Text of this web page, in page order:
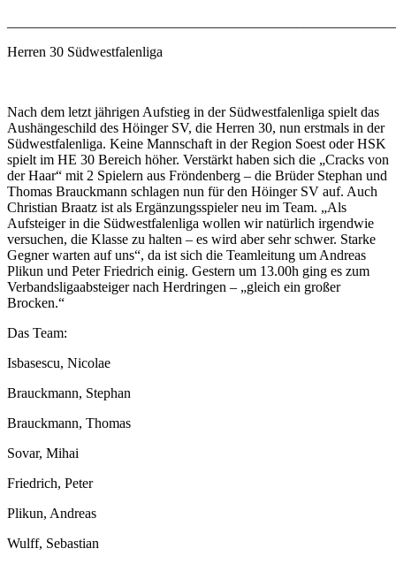
Herren 30 Südwestfalenliga
Nach dem letzt jährigen Aufstieg in der Südwestfalenliga spielt das
Aushängeschild des Höinger SV, die Herren 30, nun erstmals in der
Südwestfalenliga. Keine Mannschaft in der Region Soest oder HSK
spielt im HE 30 Bereich höher. Verstärkt haben sich die „Cracks von
der Haar“ mit 2 Spielern aus Fröndenberg – die Brüder Stephan und
Thomas Brauckmann schlagen nun für den Höinger SV auf. Auch
Christian Braatz ist als Ergänzungsspieler neu im Team. „Als
Aufsteiger in die Südwestfalenliga wollen wir natürlich irgendwie
versuchen, die Klasse zu halten – es wird aber sehr schwer. Starke
Gegner warten auf uns“, da ist sich die Teamleitung um Andreas
Plikun und Peter Friedrich einig. Gestern um 13.00h ging es zum
Verbandsligaabsteiger nach Herdringen – „gleich ein großer
Brocken.“
Das Team:
Isbasescu, Nicolae
Brauckmann, Stephan
Brauckmann, Thomas
Sovar, Mihai
Friedrich, Peter
Plikun, Andreas
Wulff, Sebastian